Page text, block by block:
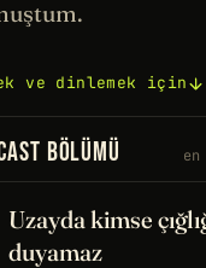
ve dinlemek için
BÖLÜMÜ
Uzayda kimse
duyamaz